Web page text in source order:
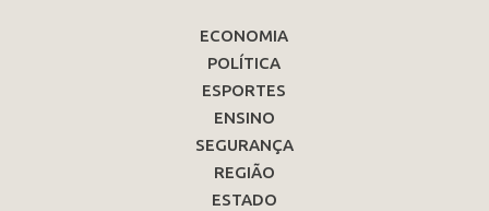
ECONOMIA
POLÍTICA
ESPORTES
ENSINO
SEGURANÇA
REGIÃO
ESTADO